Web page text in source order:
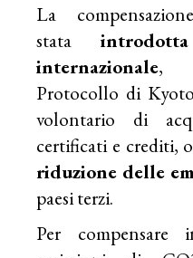
La
stata
internazionale,
Protocollo di
volontario di
certificati e crediti,
riduzione delle
paesi terzi.
Per